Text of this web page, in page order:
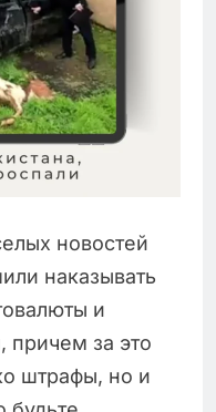
новостей
наказывать
и
причем за это
штрафы, но и